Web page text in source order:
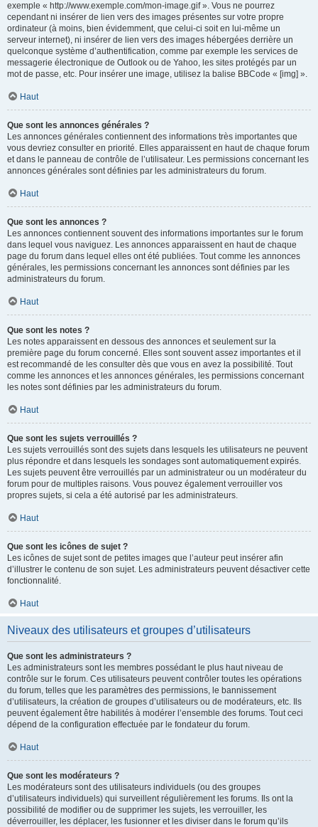
exemple « http://www.exemple.com/mon-image.gif ». Vous ne pourrez
cependant ni insérer de lien vers des images présentes sur votre propre
ordinateur (à moins, bien évidemment, que celui-ci soit en lui-même un
serveur internet), ni insérer de lien vers des images hébergées derrière un
quelconque système d’authentification, comme par exemple les services de
messagerie électronique de Outlook ou de Yahoo, les sites protégés par un
mot de passe, etc. Pour insérer une image, utilisez la balise BBCode « [img] ».
Haut
Que sont les annonces générales ?
Les annonces générales contiennent des informations très importantes que
vous devriez consulter en priorité. Elles apparaissent en haut de chaque forum
et dans le panneau de contrôle de l’utilisateur. Les permissions concernant les
annonces générales sont définies par les administrateurs du forum.
Haut
Que sont les annonces ?
Les annonces contiennent souvent des informations importantes sur le forum
dans lequel vous naviguez. Les annonces apparaissent en haut de chaque
page du forum dans lequel elles ont été publiées. Tout comme les annonces
générales, les permissions concernant les annonces sont définies par les
administrateurs du forum.
Haut
Que sont les notes ?
Les notes apparaissent en dessous des annonces et seulement sur la
première page du forum concerné. Elles sont souvent assez importantes et il
est recommandé de les consulter dès que vous en avez la possibilité. Tout
comme les annonces et les annonces générales, les permissions concernant
les notes sont définies par les administrateurs du forum.
Haut
Que sont les sujets verrouillés ?
Les sujets verrouillés sont des sujets dans lesquels les utilisateurs ne peuvent
plus répondre et dans lesquels les sondages sont automatiquement expirés.
Les sujets peuvent être verrouillés par un administrateur ou un modérateur du
forum pour de multiples raisons. Vous pouvez également verrouiller vos
propres sujets, si cela a été autorisé par les administrateurs.
Haut
Que sont les icônes de sujet ?
Les icônes de sujet sont de petites images que l’auteur peut insérer afin
d’illustrer le contenu de son sujet. Les administrateurs peuvent désactiver cette
fonctionnalité.
Haut
Niveaux des utilisateurs et groupes d’utilisateurs
Que sont les administrateurs ?
Les administrateurs sont les membres possédant le plus haut niveau de
contrôle sur le forum. Ces utilisateurs peuvent contrôler toutes les opérations
du forum, telles que les paramètres des permissions, le bannissement
d’utilisateurs, la création de groupes d’utilisateurs ou de modérateurs, etc. Ils
peuvent également être habilités à modérer l’ensemble des forums. Tout ceci
dépend de la configuration effectuée par le fondateur du forum.
Haut
Que sont les modérateurs ?
Les modérateurs sont des utilisateurs individuels (ou des groupes
d’utilisateurs individuels) qui surveillent régulièrement les forums. Ils ont la
possibilité de modifier ou de supprimer les sujets, les verrouiller, les
déverrouiller, les déplacer, les fusionner et les diviser dans le forum qu’ils